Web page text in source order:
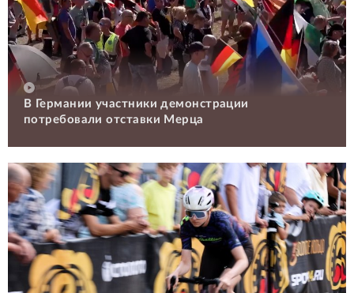
В Германии участники демонстрации
потребовали отставки Мерца